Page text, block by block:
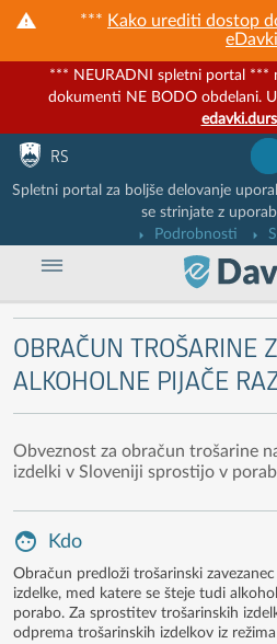
*** Kako urediti dostop
*** NEURADNI spletni portal ***
dokumenti NE BODO obdelani.
Nadaljuj na vsebino
Nadaljuj na vsebino zaprtega portala
RS
Spletni portal za boljše delovanje
se strinjate z
Podrobnosti
OBRAČUN TROŠARINE
ALKOHOLNE PIJAČE
Obveznost za obračun trošarine
izdelki v Sloveniji sprostijo v
Kdo
Obračun predloži trošarinski
izdelke, med katere se šteje tudi
porabo. Za sprostitev trošarinskih
odprema trošarinskih izdelkov iz